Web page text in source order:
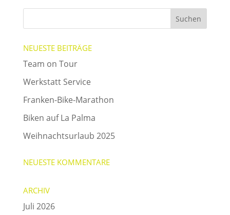
NEUESTE BEITRÄGE
Team on Tour
Werkstatt Service
Franken-Bike-Marathon
Biken auf La Palma
Weihnachtsurlaub 2025
NEUESTE KOMMENTARE
ARCHIV
Juli 2026